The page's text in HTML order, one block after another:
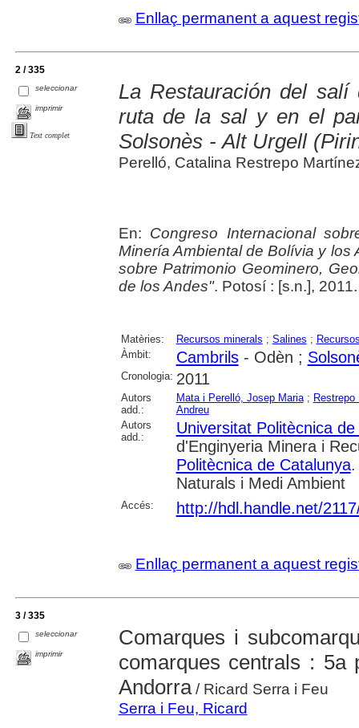
Enllaç permanent a aquest
2 / 335
seleccionar
imprimir
Text complet
La Restauración del
ruta de la sal y en el
Solsonès - Alt Urgell
Perelló, Catalina Restrepo
En: Congreso Internacional
Minería Ambiental de Bolívia y los
sobre Patrimonio Geominero,
de los Andes". Potosí : [s.n.],
Matèries: Recursos minerals ; Salines ;
Àmbit:
Cambrils- Odèn ;
Cronologia: 2011
Autors
add.:
Mata i Perelló, Josep Maria;
Andreu
Autors
add.:
Universitat Politècnica
d'Enginyeria Minera i
Politècnica de Catalunya.
Naturals i Medi Ambient
Accés: http://hdl.handle.net/
Enllaç permanent a aquest
3 / 335
seleccionar
imprimir
Comarques i
comarques centrals :
Andorra/ Ricard Serra i Feu
Serra i Feu, Ricard